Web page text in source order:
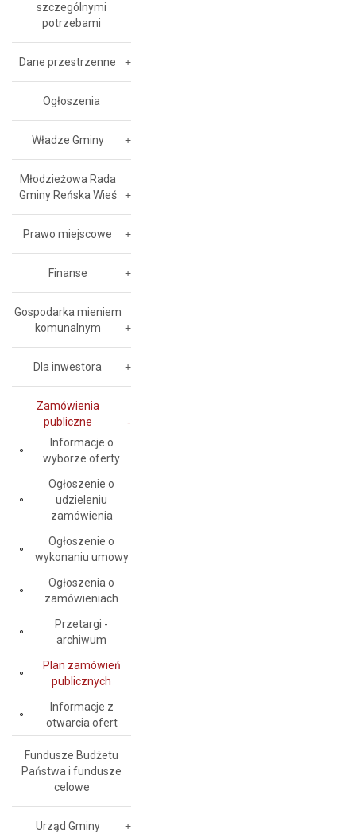
szczególnymi
potrzebami
Dane przestrzenne
Ogłoszenia
Władze Gminy
Młodzieżowa Rada
Gminy Reńska Wieś
Prawo miejscowe
Finanse
Gospodarka mieniem
komunalnym
Dla inwestora
Zamówienia
publiczne
Informacje o
wyborze oferty
Ogłoszenie o
udzieleniu
zamówienia
Ogłoszenie o
wykonaniu umowy
Ogłoszenia o
zamówieniach
Przetargi -
archiwum
Plan zamówień
publicznych
Informacje z
otwarcia ofert
Fundusze Budżetu
Państwa i fundusze
celowe
Urząd Gminy